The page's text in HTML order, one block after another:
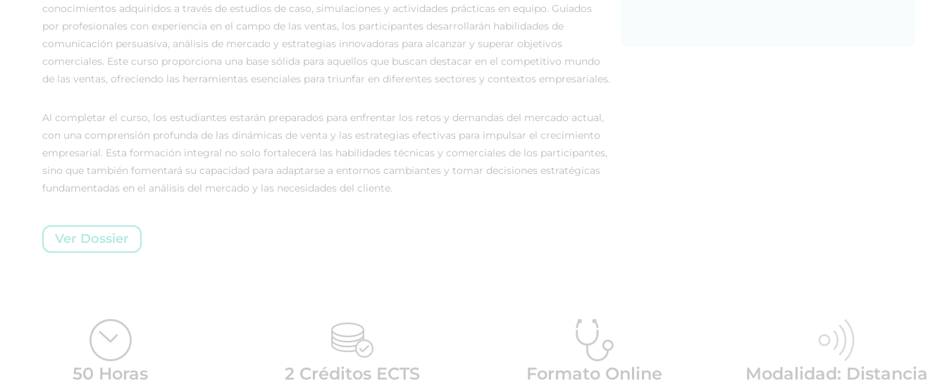
conocimientos adquiridos a través de estudios de caso, simulaciones y actividades prácticas en equipo. Guiados
por profesionales con experiencia en el campo de las ventas, los participantes desarrollarán habilidades de
comunicación persuasiva, análisis de mercado y estrategias innovadoras para alcanzar y superar objetivos
comerciales. Este curso proporciona una base sólida para aquellos que buscan destacar en el competitivo mundo
de las ventas, ofreciendo las herramientas esenciales para triunfar en diferentes sectores y contextos empresariales.
Al completar el curso, los estudiantes estarán preparados para enfrentar los retos y demandas del mercado actual,
con una comprensión profunda de las dinámicas de venta y las estrategias efectivas para impulsar el crecimiento
empresarial. Esta formación integral no solo fortalecerá las habilidades técnicas y comerciales de los participantes,
sino que también fomentará su capacidad para adaptarse a entornos cambiantes y tomar decisiones estratégicas
fundamentadas en el análisis del mercado y las necesidades del cliente.
Ver Dossier
50 Horas 2 Créditos ECTS Formato Online Modalidad: Distancia